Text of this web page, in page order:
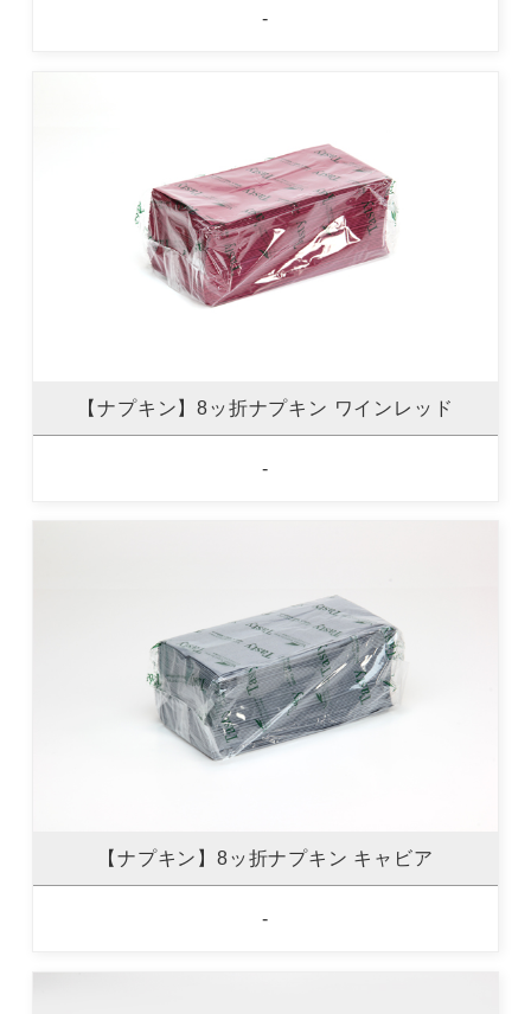
-
【ナプキン】8ッ折ナプキン ワインレッド
-
【ナプキン】8ッ折ナプキン キャビア
-